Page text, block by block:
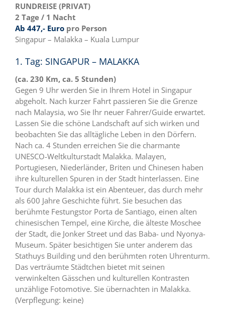
RUNDREISE (PRIVAT)
2 Tage / 1 Nacht
Ab 447,- Euro pro Person
Singapur – Malakka – Kuala Lumpur
1. Tag: SINGAPUR – MALAKKA
(ca. 230 Km, ca. 5 Stunden)
Gegen 9 Uhr werden Sie in Ihrem Hotel in Singapur
abgeholt. Nach kurzer Fahrt passieren Sie die Grenze
nach Malaysia, wo Sie Ihr neuer Fahrer/Guide erwartet.
Lassen Sie die schöne Landschaft auf sich wirken und
beobachten Sie das alltägliche Leben in den Dörfern.
Nach ca. 4 Stunden erreichen Sie die charmante
UNESCO-Weltkulturstadt Malakka. Malayen,
Portugiesen, Niederländer, Briten und Chinesen haben
ihre kulturellen Spuren in der Stadt hinterlassen. Eine
Tour durch Malakka ist ein Abenteuer, das durch mehr
als 600 Jahre Geschichte führt. Sie besuchen das
berühmte Festungstor Porta de Santiago, einen alten
chinesischen Tempel, eine Kirche, die älteste Moschee
der Stadt, die Jonker Street und das Baba- und Nyonya-
Museum. Später besichtigen Sie unter anderem das
Stathuys Building und den berühmten roten Uhrenturm.
Das verträumte Städtchen bietet mit seinen
verwinkelten Gässchen und kulturellen Kontrasten
unzählige Fotomotive. Sie übernachten in Malakka.
(Verpflegung: keine)